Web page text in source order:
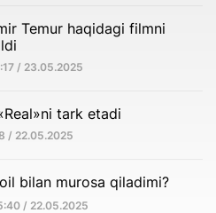
Temur haqidagi filmni
/ 23.05.2025
tark etadi
/ 22.05.2025
bilan murosa qiladimi?
/ 22.05.2025